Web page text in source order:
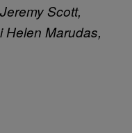
Scott,
Helen Marudas,